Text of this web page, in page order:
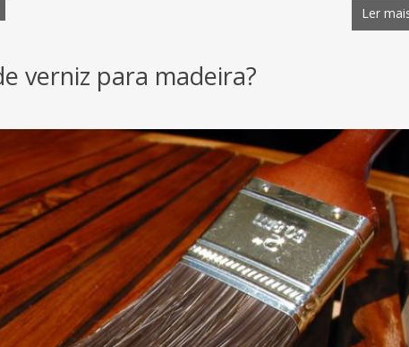
Ler
verniz para madeira?